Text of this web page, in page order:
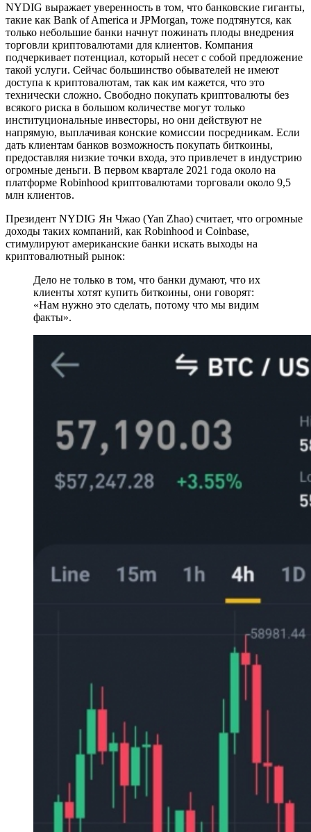
NYDIG выражает уверенность в том, что банковские гиганты,
такие как Bank of America и JPMorgan, тоже подтянутся, как
только небольшие банки начнут пожинать плоды внедрения
торговли криптовалютами для клиентов. Компания
подчеркивает потенциал, который несет с собой предложение
такой услуги. Сейчас большинство обывателей не имеют
доступа к криптовалютам, так как им кажется, что это
технически сложно. Свободно покупать криптовалюты без
всякого риска в большом количестве могут только
институциональные инвесторы, но они действуют не
напрямую, выплачивая конские комиссии посредникам. Если
дать клиентам банков возможность покупать биткоины,
предоставляя низкие точки входа, это привлечет в индустрию
огромные деньги. В первом квартале 2021 года около на
платформе Robinhood криптовалютами торговали около 9,5
млн клиентов.
Президент NYDIG Ян Чжао (Yan Zhao) считает, что огромные
доходы таких компаний, как Robinhood и Coinbase,
стимулируют американские банки искать выходы на
криптовалютный рынок:
Дело не только в том, что банки думают, что их
клиенты хотят купить биткоины, они говорят:
«Нам нужно это сделать, потому что мы видим
факты».